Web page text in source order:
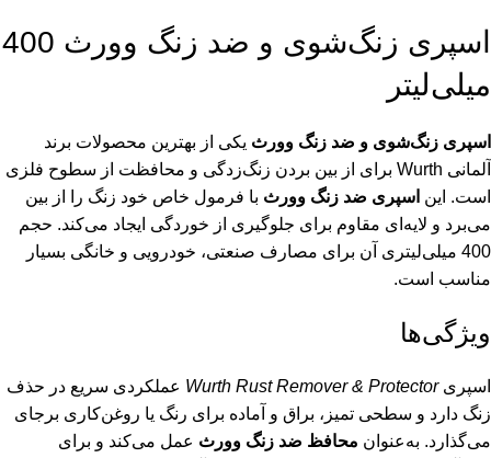
اسپری زنگ‌شوی و ضد زنگ وورث 400
میلی‌لیتر
اسپری زنگ‌شوی و ضد زنگ وورث یکی از بهترین محصولات برند
آلمانی Wurth برای از بین بردن زنگ‌زدگی و محافظت از سطوح فلزی
است. این اسپری ضد زنگ وورث با فرمول خاص خود زنگ را از بین
می‌برد و لایه‌ای مقاوم برای جلوگیری از خوردگی ایجاد می‌کند. حجم
400 میلی‌لیتری آن برای مصارف صنعتی، خودرویی و خانگی بسیار
مناسب است.
ویژگی‌ها
اسپریWurth Rust Remover & Protector عملکردی سریع در حذف
زنگ دارد و سطحی تمیز، براق و آماده برای رنگ یا روغن‌کاری برجای
می‌گذارد. به‌عنوان محافظ ضد زنگ وورث عمل می‌کند و برای